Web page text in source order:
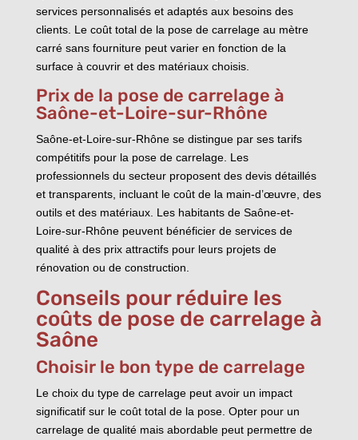
services personnalisés et adaptés aux besoins des
clients. Le coût total de la pose de carrelage au mètre
carré sans fourniture peut varier en fonction de la
surface à couvrir et des matériaux choisis.
Prix de la pose de carrelage à
Saône-et-Loire-sur-Rhône
Saône-et-Loire-sur-Rhône se distingue par ses tarifs
compétitifs pour la pose de carrelage. Les
professionnels du secteur proposent des devis détaillés
et transparents, incluant le coût de la main-d’œuvre, des
outils et des matériaux. Les habitants de Saône-et-
Loire-sur-Rhône peuvent bénéficier de services de
qualité à des prix attractifs pour leurs projets de
rénovation ou de construction.
Conseils pour réduire les
coûts de pose de carrelage à
Saône
Choisir le bon type de carrelage
Le choix du type de carrelage peut avoir un impact
significatif sur le coût total de la pose. Opter pour un
carrelage de qualité mais abordable peut permettre de